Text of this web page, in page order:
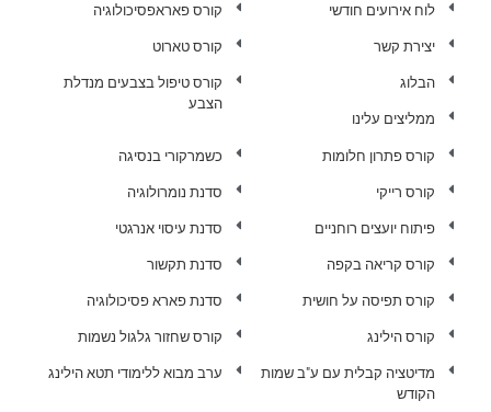
לוח אירועים חודשי
יצירת קשר
הבלוג
ממליצים עלינו
קורס פאראפסיכולוגיה
קורס טארוט
קורס טיפול בצבעים מנדלת
הצבע
קורס פתרון חלומות
קורס רייקי
פיתוח יועצים רוחניים
קורס קריאה בקפה
קורס תפיסה על חושית
קורס הילינג
מדיטציה קבלית עם ע"ב שמות
הקודש
כשמרקורי בנסיגה
סדנת נומרולוגיה
סדנת עיסוי אנרגטי
סדנת תקשור
סדנת פארא פסיכולוגיה
קורס שחזור גלגול נשמות
ערב מבוא ללימודי תטא הילינג